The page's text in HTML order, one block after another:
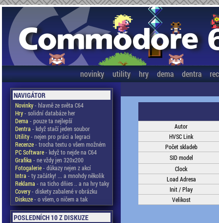
novinky utility hry dema dentra
NAVIGÁTOR
Novinky- hlavně ze světa C64
Hry- solidní databáze her
Dema - pouze ta nejlepší
Dentra - když stačí jeden soubor
Utility- nejen pro práci a legraci
Recenze- trocha textu o všem možném
PC Software- když to nejde na C64
Grafika - ne vždy jen 320x200
Fotogalerie- důkazy nejen z akcí
Intra - ty začátky! ... a mnohdy několik
Reklama - na ticho dňies .. a na hry taky
Covery- diskety zabalené v obrázku
Diskuze- o všem, o ničem a tak
POSLEDNÍCH 10 Z DISKUZE
Autor
HVSC Link
Počet skladeb
SID model
Clock
Load Adresa
Init / Play
Velikost